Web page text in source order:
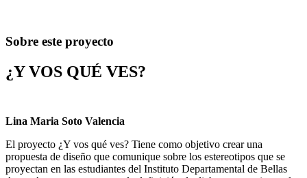
Sobre este proyecto
¿Y VOS QUÉ VES?
Lina Maria Soto Valencia
El proyecto ¿Y vos qué ves? Tiene como objetivo crear una
propuesta de diseño que comunique sobre los estereotipos que se
proyectan en las estudiantes del Instituto Departamental de Bellas